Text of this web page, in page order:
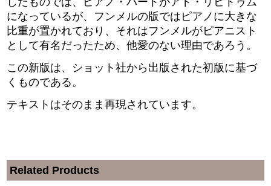
になっているが、フンメルの版ではピアノに大きな
比重が置かれており、それはフンメルがピアニスト
として有名だったため、他愛のない理由であろう。
この新版は、ショット社から出版された初版に基づ
くものである。
テキストはそのまま再現されています。
Related Products